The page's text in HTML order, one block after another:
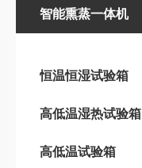
智能熏蒸一体机
恒温恒湿试验箱
高低温湿热试验箱
高低温试验箱